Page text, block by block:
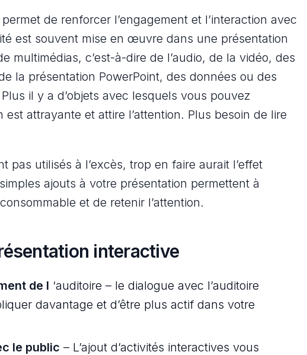
de renforcer l’engagement et l’interaction avec
est souvent mise en œuvre dans une présentation
multimédias, c’est-à-dire de l’audio, de la vidéo, des
la présentation PowerPoint, des données ou des
il y a d’objets avec lesquels vous pouvez
attrayante et attire l’attention. Plus besoin de lire
pas utilisés à l’excès, trop en faire aurait l’effet
ajouts à votre présentation permettent à
et de retenir l’attention.
interactive
de l ‘auditoire – le dialogue avec l’auditoire
davantage et d’être plus actif dans votre
le public – L’ajout d’activités interactives vous